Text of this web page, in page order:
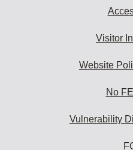
Visitor
Website
No
Vulnerability